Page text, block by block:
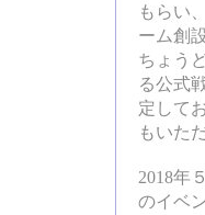
もらい
ーム創
ちょう
る公式
定して
もいた
2018年
のイベ